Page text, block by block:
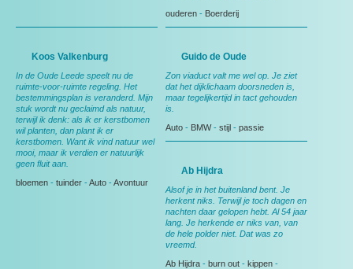
ouderen - Boerderij
Koos Valkenburg
In de Oude Leede speelt nu de
ruimte-voor-ruimte regeling. Het
bestemmingsplan is veranderd. Mijn
stuk wordt nu geclaimd als natuur,
terwijl ik denk: als ik er kerstbomen
wil planten, dan plant ik er
kerstbomen. Want ik vind natuur wel
mooi, maar ik verdien er natuurlijk
geen fluit aan.
bloemen - tuinder -Auto -Avontuur
Guido de Oude
Zon viaduct valt me wel op. Je ziet
dat het dijklichaam doorsneden is,
maar tegelijkertijd in tact gehouden
is.
Auto - BMW- stijl - passie
Ab Hijdra
Alsof je in het buitenland bent. Je
herkent niks. Terwijl je toch dagen en
nachten daar gelopen hebt. Al 54 jaar
lang. Je herkende er niks van, van
de hele polder niet. Dat was zo
vreemd.
Ab Hijdra - burn out - kippen -